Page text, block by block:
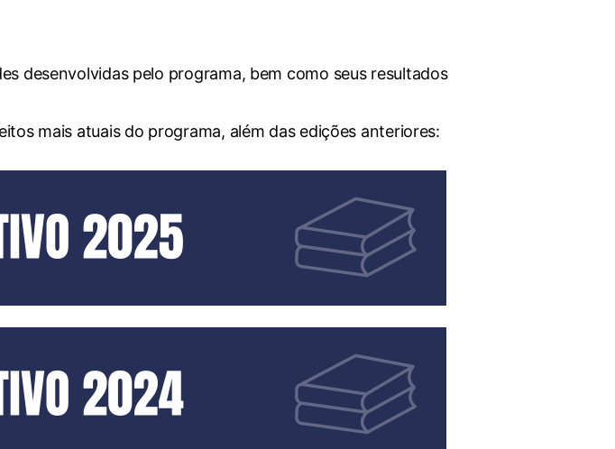
desenvolvidas pelo programa, bem como seus resultados
mais atuais do programa, além das edições anteriores: